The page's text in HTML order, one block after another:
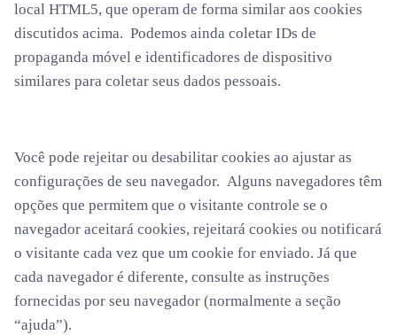
local HTML5, que operam de forma similar aos cookies
discutidos acima. Podemos ainda coletar IDs de
propaganda móvel e identificadores de dispositivo
similares para coletar seus dados pessoais.
Você pode rejeitar ou desabilitar cookies ao ajustar as
configurações de seu navegador. Alguns navegadores têm
opções que permitem que o visitante controle se o
navegador aceitará cookies, rejeitará cookies ou notificará
o visitante cada vez que um cookie for enviado. Já que
cada navegador é diferente, consulte as instruções
fornecidas por seu navegador (normalmente a seção
“ajuda”).